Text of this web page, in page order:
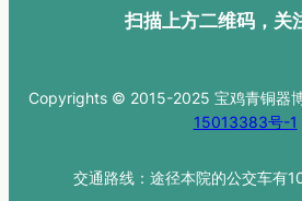
扫描上方二维码，关
Copyrights © 2015-2025 宝鸡青铜器
15013383号-1
交通路线：途径本院的公交车有